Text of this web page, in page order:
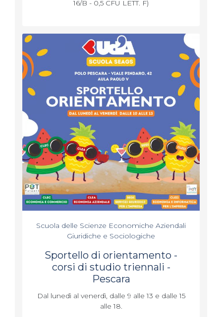
16/B - 0,5 CFU LETT. F)
Scuola delle Scienze Economiche Aziendali
Giuridiche e Sociologiche
Sportello di orientamento -
corsi di studio triennali -
Pescara
Dal lunedì al venerdì, dalle 9 alle 13 e dalle 15
alle 18.